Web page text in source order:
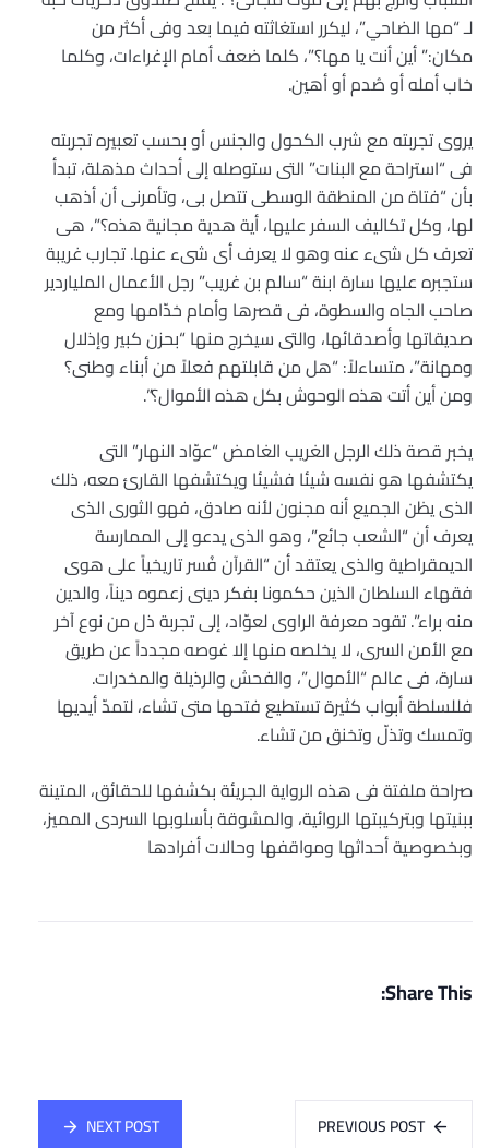
لـ “مها الضاحي”، ليكرر استغاثته فيما بعد وفى أكثر من
مكان:” أين أنت يا مها؟”، كلما ضعف أمام الإغراءات، وكلما
خاب أمله أو صُدم أو أهين.
يروى تجربته مع شرب الكحول والجنس أو بحسب تعبيره تجربته
فى “استراحة مع البنات” التى ستوصله إلى أحداث مذهلة، تبدأ
بأن “فتاة من المنطقة الوسطى تتصل بى، وتأمرنى أن أذهب
لها، وكل تكاليف السفر عليها، أية هدية مجانية هذه؟”، هى
تعرف كل شىء عنه وهو لا يعرف أى شىء عنها. تجارب غريبة
ستجبره عليها سارة ابنة “سالم بن غريب” رجل الأعمال الملياردير
صاحب الجاه والسطوة، فى قصرها وأمام خدّامها ومع
صديقاتها وأصدقائها، والتى سيخرج منها “بحزن كبير وإذلال
ومهانة”، متساءلاً: “هل من قابلتهم فعلاً من أبناء وطنى؟
ومن أين أتت هذه الوحوش بكل هذه الأموال؟”.
يخبر قصة ذلك الرجل الغريب الغامض “عوّاد النهار” التى
يكتشفها هو نفسه شيئا فشيئا ويكتشفها القارئ معه، ذلك
الذى يظن الجميع أنه مجنون لأنه صادق، فهو الثورى الذى
يعرف أن “الشعب جائع”، وهو الذى يدعو إلى الممارسة
الديمقراطية والذى يعتقد أن “القرآن فُسر تاريخياً على هوى
فقهاء السلطان الذين حكمونا بفكر دينى زعموه ديناً، والدين
منه براء”. تقود معرفة الراوى لعوّاد، إلى تجربة ذل من نوع آخر
مع الأمن السرى، لا يخلصه منها إلا غوصه مجدداً عن طريق
سارة، فى عالم “الأموال”، والفحش والرذيلة والمخدرات.
فللسلطة أبواب كثيرة تستطيع فتحها متى تشاء، لتمدّ أيديها
وتمسك وتذلّ وتخنق من تشاء.
صراحة ملفتة فى هذه الرواية الجريئة بكشفها للحقائق، المتينة
ببنيتها وبتركيبتها الروائية، والمشوقة بأسلوبها السردى المميز،
وبخصوصية أحداثها ومواقفها وحالات أفرادها
Share This:
PREVIOUS POST
NEXT POST